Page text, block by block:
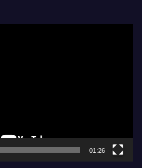
01:26